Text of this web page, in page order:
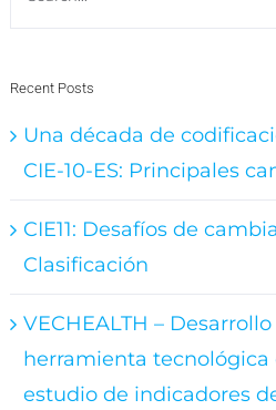
Recent Posts
Una década de
CIE-10-ES: Principales
CIE11: Desafíos de
Clasificación
VECHEALTH –
herramienta tecnológica
estudio de indicadores